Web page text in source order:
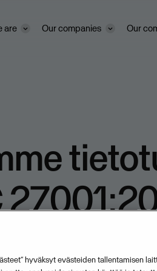
are Our companies Our
tukee
hyväksyt evästeiden tallentamisen